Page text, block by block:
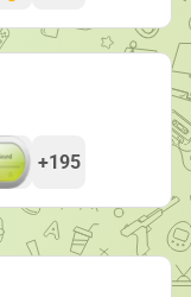
+195